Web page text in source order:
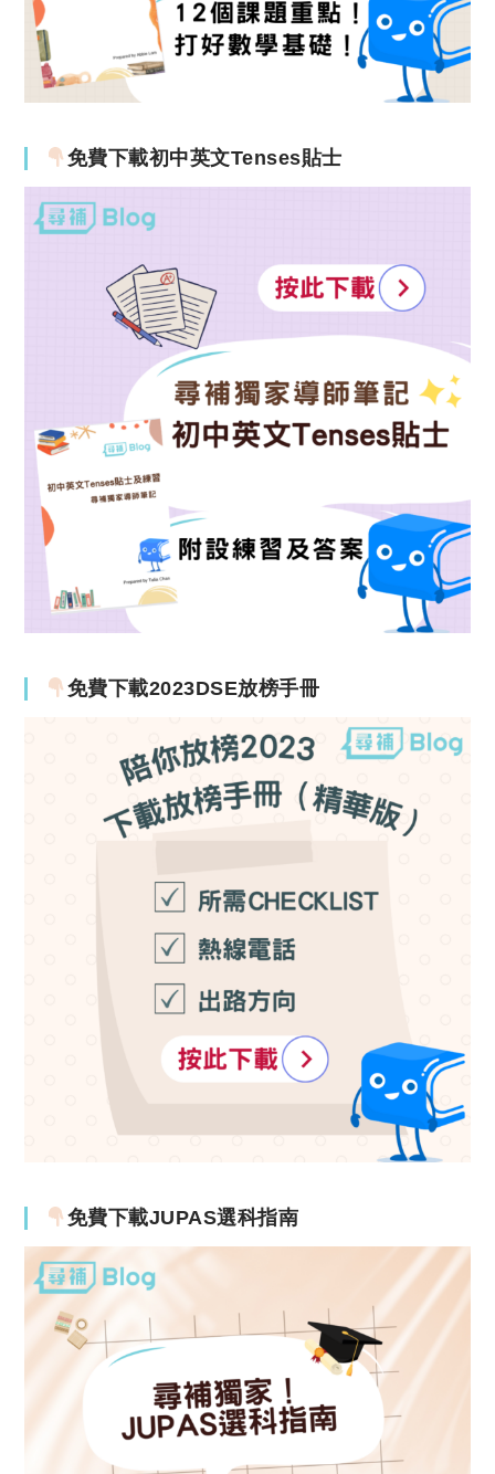
免費下載初中英文Tenses貼士
免費下載2023DSE放榜手冊
免費下載JUPAS選科指南